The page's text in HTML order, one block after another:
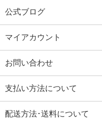
公式ブログ
マイアカウント
お問い合わせ
支払い方法について
配送方法･送料について